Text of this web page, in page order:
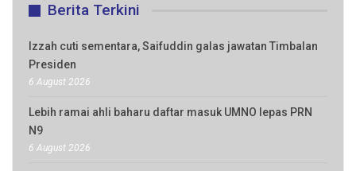
Berita Terkini
Izzah cuti sementara, Saifuddin galas jawatan Timbalan
Presiden
6 August 2026
Lebih ramai ahli baharu daftar masuk UMNO lepas PRN
N9
6 August 2026